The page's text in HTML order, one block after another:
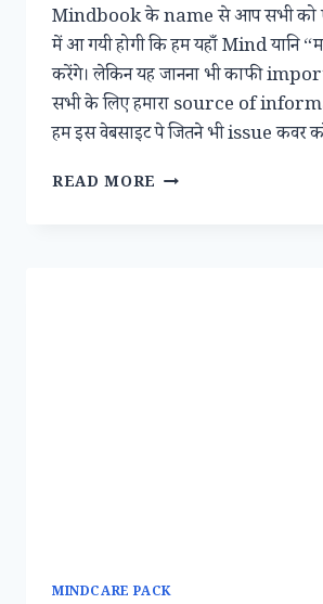
Mindbook के name से आप सभी को
में आ गयी होगी कि हम यहाँ Mind यानि
करेंगे। लेकिन यह जानना भी काफी
सभी के लिए हमारा source of
हम इस वेबसाइट पे जितने भी issue कवर
READ MORE ROLE
MINDCARE PACK